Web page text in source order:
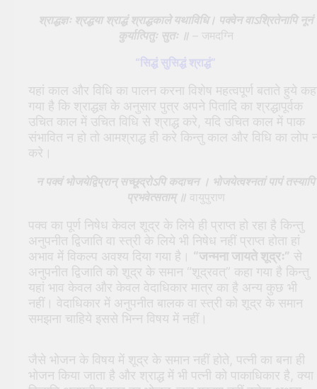
श्राद्धज्ञः श्रद्धया श्राद्धं श्राद्धकाले यथाविधि। पक्वेन वाऽश्रितेनापि नूनं
कुर्यात्पितुः सुतः ॥– जमदग्नि
“सिद्धं सुसिद्धं श्राद्धं”
यहां काल और विधि का पालन करना विशेष महत्वपूर्ण बताते हुये
गया है कि श्राद्धज्ञ के अनुसार पुत्र अपने पितादि का श्रद्धापूर्वक
उचित काल में उचित विधि से श्राद्ध करे, यदि उचित काल में पाक
संभावित न हो तो आमश्राद्ध ही करे किन्तु काल और विधि का लोप
करे।
न पक्वं भोजयेद्विप्रान् सच्छूद्रोऽपि कदाचन । भोजयेत्वश्नतां पापं तस्यापि
प्रभवेत्सताम् ॥वायुपुराण
पक्व का पूर्ण निषेध केवल शूद्र के लिये ही प्राप्त हो रहा है किन्तु
अनुपनीत द्विजाति वा स्त्री के लिये भी निषेध नहीं प्राप्त होता हां
अभाव में विकल्प अवश्य दिया गया है। “जन्मना जायते शूद्रः” से
अनुपनीत द्विजाति को शूद्र के समान “शूद्रवत्” कहा गया है किन्तु
यहां भाव केवल और केवल वेदाधिकार मात्र का है अन्य कुछ भी
नहीं। वेदाधिकार में अनुपनीत बालक वा स्त्री को शूद्र के समान
समझना चाहिये इससे भिन्न विषय में नहीं।
जैसे भोजन के विषय में शूद्र के समान नहीं होते, पत्नी का बना ही
भोजन किया जाता है और श्राद्ध में भी पत्नी को पाकाधिकार है, क्या